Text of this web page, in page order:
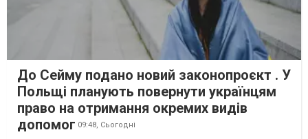
До Сейму подано новий законопроєкт . У
Польщі планують повернути українцям
право на отримання окремих видів
допомог 09:48, Сьогодні